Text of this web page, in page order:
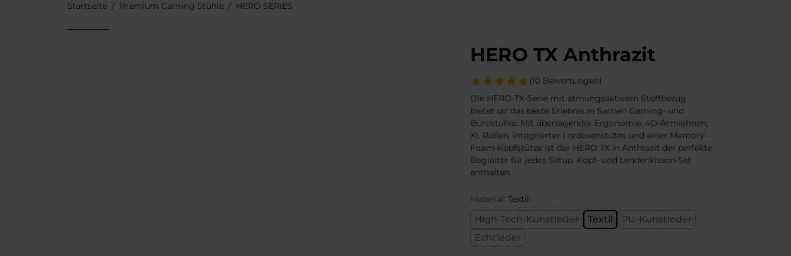
Startseite Premium Gaming Stühle HERO SERIES
HERO TX Anthrazit
(10 Bewertungen)
Die HERO-TX-Serie mit atmungsaktivem Stoffbezug
bietet dir das beste Erlebnis in Sachen Gaming- und
Bürostühle. Mit überragender Ergonomie, 4D-Armlehnen,
XL Rollen, integrierter Lordosenstütze und einer Memory-
Foam-Kopfstütze ist der HERO TX in Anthrazit der perfekte
Begleiter für jedes Setup. Kopf- und Lendenkissen-Set
enthalten.
Material: Textil
High-Tech-Kunstleder Textil
PU-Kunstleder
Echtleder